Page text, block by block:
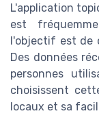
L'application
est
l'objectif est de
Des données
personnes
choisissent
locaux et sa